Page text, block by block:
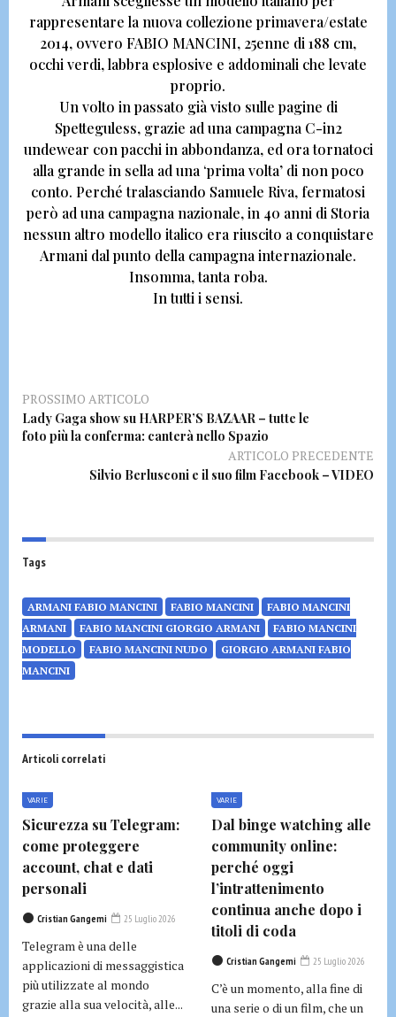
rappresentare la nuova collezione primavera/estate
2014, ovvero FABIO MANCINI, 25enne di 188 cm,
occhi verdi, labbra esplosive e addominali che levate
proprio.
Un volto in passato già visto sulle pagine di
Spetteguless, grazie ad una campagna C-in2
undewear con pacchi in abbondanza, ed ora tornatoci
alla grande in sella ad una ‘prima volta’ di non poco
conto. Perché tralasciando Samuele Riva, fermatosi
però ad una campagna nazionale, in 40 anni di Storia
nessun altro modello italico era riuscito a conquistare
Armani dal punto della campagna internazionale.
Insomma, tanta roba.
In tutti i sensi.
PROSSIMO ARTICOLO
Lady Gaga show su HARPER’S BAZAAR – tutte le
foto più la conferma: canterà nello Spazio
ARTICOLO PRECEDENTE
Silvio Berlusconi e il suo film Facebook – VIDEO
Tags
ARMANI FABIO MANCINI FABIO MANCINI
FABIO MANCINI
ARMANI
FABIO MANCINI GIORGIO ARMANI
FABIO MANCINI
MODELLO
FABIO MANCINI NUDO
GIORGIO ARMANI FABIO
MANCINI
Articoli correlati
VARIE
Sicurezza su Telegram:
come proteggere
account, chat e dati
personali
Cristian Gangemi 25 Luglio 2026
Telegram è una delle
applicazioni di messaggistica
più utilizzate al mondo
grazie alla sua velocità, alle...
VARIE
Dal binge watching alle
community online:
perché oggi
l’intrattenimento
continua anche dopo i
titoli di coda
Cristian Gangemi 25 Luglio 2026
C’è un momento, alla fine di
una serie o di un film, che un